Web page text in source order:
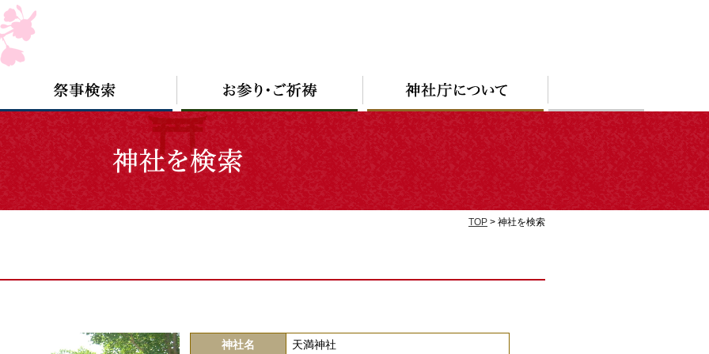
TOP > 神社を検索
神社名 天満神社